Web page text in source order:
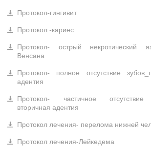
Протокол-гингивит
Протокол -кариес
Протокол- острый некротический
Венсана
Протокол- полное отсутствие
адентия
Протокол- частичное отсутствие
вторичная адентия
Протокол лечения- перелома нижней
Протокол лечения-Лейкедема